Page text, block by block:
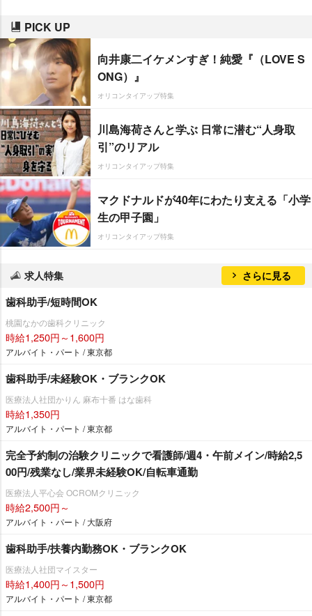
PICK UP
向井康二イケメンすぎ！純愛『（LOVE S
ONG）』
オリコンタイアップ特集
川島海荷さんと学ぶ 日常に潜む“人身取
引”のリアル
オリコンタイアップ特集
マクドナルドが40年にわたり支える「小学
生の甲子園」
オリコンタイアップ特集
求人特集 さらに見る
歯科助手/短時間OK
桃園なかの歯科クリニック
時給1,250円～1,600円
アルバイト・パート / 東京都
歯科助手/未経験OK・ブランクOK
医療法人社団かりん 麻布十番 はな歯科
時給1,350円
アルバイト・パート / 東京都
完全予約制の治験クリニックで看護師/週4・午前メイン/時給2,5
00円/残業なし/業界未経験OK/自転車通勤
医療法人平心会 OCROMクリニック
時給2,500円～
アルバイト・パート / 大阪府
歯科助手/扶養内勤務OK・ブランクOK
医療法人社団マイスター
時給1,400円～1,500円
アルバイト・パート / 東京都